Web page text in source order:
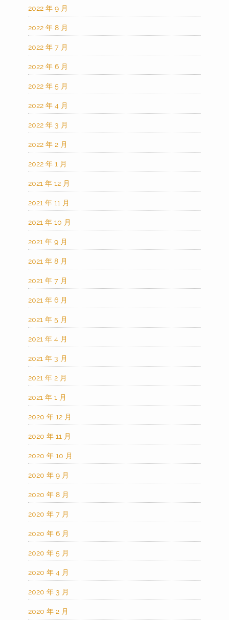
2022 年 9 月
2022 年 8 月
2022 年 7 月
2022 年 6 月
2022 年 5 月
2022 年 4 月
2022 年 3 月
2022 年 2 月
2022 年 1 月
2021 年 12 月
2021 年 11 月
2021 年 10 月
2021 年 9 月
2021 年 8 月
2021 年 7 月
2021 年 6 月
2021 年 5 月
2021 年 4 月
2021 年 3 月
2021 年 2 月
2021 年 1 月
2020 年 12 月
2020 年 11 月
2020 年 10 月
2020 年 9 月
2020 年 8 月
2020 年 7 月
2020 年 6 月
2020 年 5 月
2020 年 4 月
2020 年 3 月
2020 年 2 月